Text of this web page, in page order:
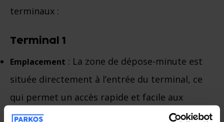
terminaux :
Terminal 1
Emplacement : La zone de dépose-minute est
située directement à l’entrée du terminal, ce
qui permet un accès rapide et facile aux
portes d’embarquement.